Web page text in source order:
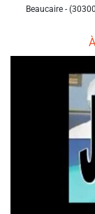
Beaucaire -